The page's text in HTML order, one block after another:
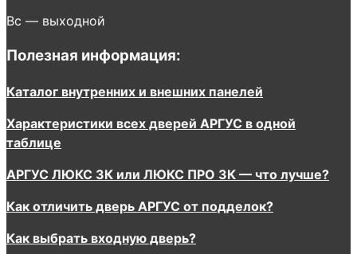
Вс — выходной
Полезная информация:
Каталог внутренних и внешних панелей
Характеристики всех дверей АРГУС в одной
таблице
АРГУС ЛЮКС 3К или ЛЮКС ПРО 3К — что лучше?
Как отличить дверь АРГУС от подделок?
Как выбрать входную дверь?